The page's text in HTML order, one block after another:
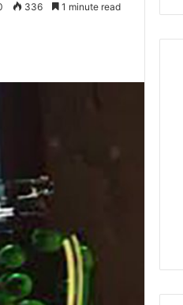
336 1 minute read